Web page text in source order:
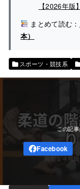
【2026年版】
まとめて読む：
本）
スポーツ・競技系